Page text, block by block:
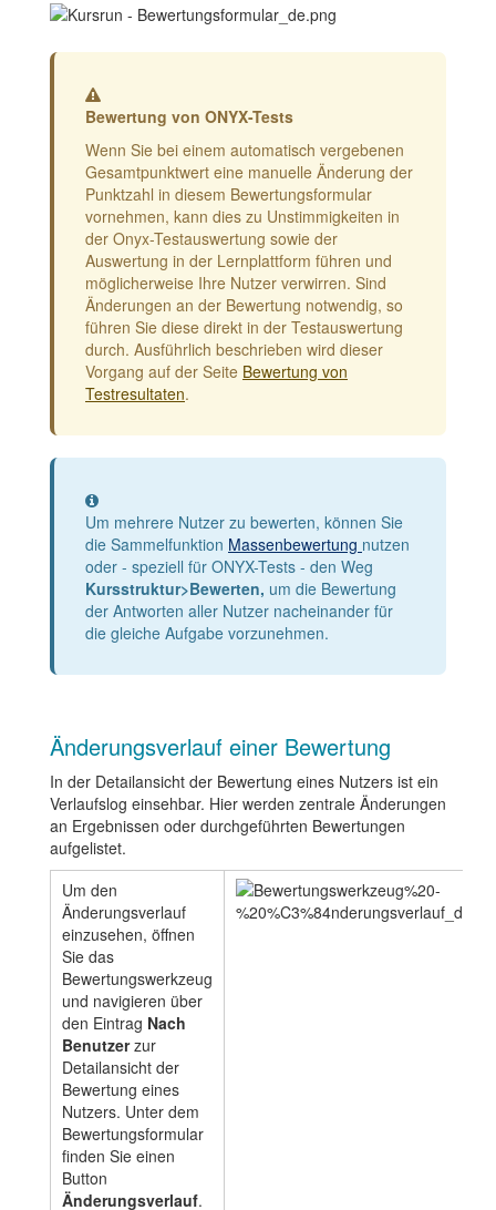
Bewertung von ONYX-Tests
Wenn Sie bei einem automatisch vergebenen
Gesamtpunktwert eine manuelle Änderung der
Punktzahl in diesem Bewertungsformular
vornehmen, kann dies zu Unstimmigkeiten in
der Onyx-Testauswertung sowie der
Auswertung in der Lernplattform führen und
möglicherweise Ihre Nutzer verwirren. Sind
Änderungen an der Bewertung notwendig, so
führen Sie diese direkt in der Testauswertung
durch. Ausführlich beschrieben wird dieser
Vorgang auf der Seite Bewertung von
Testresultaten.
Information
Um mehrere Nutzer zu bewerten, können Sie
die Sammelfunktion Massenbewertung nutzen
oder - speziell für ONYX-Tests - den Weg
Kursstruktur>Bewerten, um die Bewertung
der Antworten aller Nutzer nacheinander für
die gleiche Aufgabe vorzunehmen.
Änderungsverlauf einer Bewertung
In der Detailansicht der Bewertung eines Nutzers ist ein
Verlaufslog einsehbar. Hier werden zentrale Änderungen
an Ergebnissen oder durchgeführten Bewertungen
aufgelistet.
Um den
Änderungsverlauf
einzusehen, öffnen
Sie das
Bewertungswerkzeug
und navigieren über
den Eintrag Nach
Benutzerzur
Detailansicht der
Bewertung eines
Nutzers. Unter dem
Bewertungsformular
finden Sie einen
Button
Änderungsverlauf.